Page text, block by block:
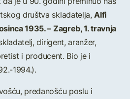
društva skladatelja,Alfi
1935. – Zagreb, 1. travnja
dirigent, aranžer,
i producent. Bio je i
1994.).
predanošću poslu i